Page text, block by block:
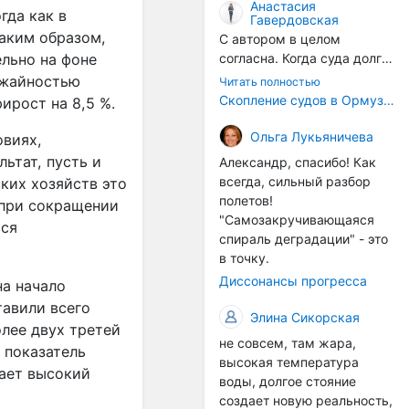
как в
образом,
на фоне
на 8,5 %.
пусть и
хозяйств это
сокращении
начало
всего
двух третей
высокий
следования.
Анастасия
Гавердовская
С автором в целом
согласна. Когда суда долго
стоят в теплой воде, на их
корпусах активно
организмы, и потом они
могут быть перенесены в
другие регионы. Поэтому
проблема вполне реальная
— просто я бы говорила не
о неизбежной катастрофе,
а о повышенном риске,
который нельзя
игнорировать. А так да 👍
Читать полностью
Скопление судов в Ормузском проливе грозит катастрофическим распространением инвазивных видов
Ольга Лукьяничева
Александр, спасибо! Как
всегда, сильный разбор
полетов!
"Самозакручивающаяся
спираль деградации" - это
в точку.
Диссонансы прогресса
Элина Сикорская
не совсем, там жара,
высокая температура
воды, долгое стояние
создает новую реальность,